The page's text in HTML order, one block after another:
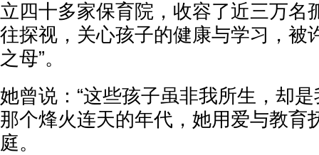
立四十多家保育院，收容了近三万名
往探视，关心孩子的健康与学习，被
之母”。
她曾说：“这些孩子虽非我所生，却
那个烽火连天的年代，她用爱与教育
庭。